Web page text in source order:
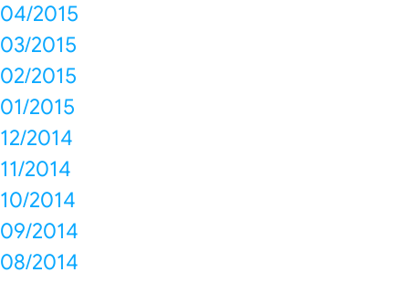
04/2015
03/2015
02/2015
01/2015
12/2014
11/2014
10/2014
09/2014
08/2014